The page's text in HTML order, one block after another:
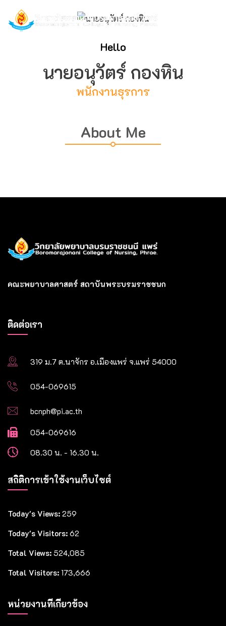
Hello
นายอนุวัตร์ กองหิน
พนักงานธุรการ
About Me
คณะพยาบาลศาสตร์ สถาบันพระบรมราชชนก
ติดต่อเรา
319 ม.7 ต.นาจักร อ.เมืองแพร่ จ.แพร่ 54000
054-069615
bcnph@pi.ac.th
054-069616
08.30 น. - 16.30 น.
สถิติการเข้าใช้งานเว็บไซต์
Today's Views: 259
Today's Visitors: 62
Total Views: 524,085
Total Visitors: 173,666
หน่วยงานที่เกี่ยวข้อง